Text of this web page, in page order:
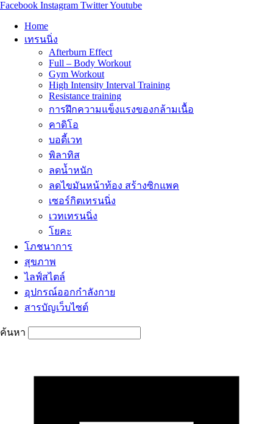
Facebook Instagram TwitterYoutube
Home
เทรนนิ่ง
Afterburn Effect
Full – Body Workout
Gym Workout
High Intensity Interval Training
Resistance training
การฝึกความแข็งแรงของกล้ามเนื้อ
คาดิโอ
บอดี้เวท
พิลาทิส
ลดน้ำหนัก
ลดไขมันหน้าท้อง สร้างซิกแพค
เซอร์กิตเทรนนิ่ง
เวทเทรนนิ่ง
โยคะ
โภชนาการ
สุขภาพ
ไลฟ์สไตล์
อุปกรณ์ออกกำลังกาย
สารบัญเว็บไซต์
ค้นหา